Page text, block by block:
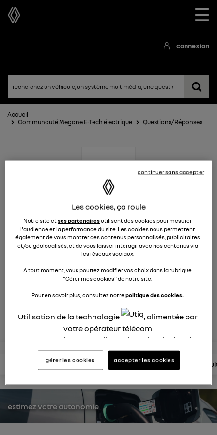
☰
connexion
Accueil
Communauté Megane E-Tech électrique
Questions/Réponses
Megane E-Tech électrique
électriques RENAULT
2119membres
rejoignez
lire les questions lire les articles consultez la brochure
estimez votre autonomie
Les cookies, ça roule
Notre site etses partenairesutilisent des cookies pour mesurer
l'audience et la performance du site. Les cookies nous permettent
également de vous montrer des contenus personnalisés, publicitaires
et/ou géolocalisés, et de vous laisser interagir avec nos contenus via
les réseaux sociaux.
À tout moment, vous pourrez modifier vos choix dans la rubrique
"Gérer mes cookies" de notre site.
Pour en savoir plus, consultez notrepolitique des cookies.
Utilisation de la technologie
, alimentée par
votre opérateur télécom
Nous, Renault Group, utilisons la technologie Utiq
pour nos activités digitales (telles que décrites
dans cette notice de consentement) et liées à
utilisez une connexion internet fournie parun
opérateur télécom participant et que vous
consentez sur chaque site).
La technologie Utiq a été conçue pour la
gérer les cookies accepter les cookies
continuer sans accepter